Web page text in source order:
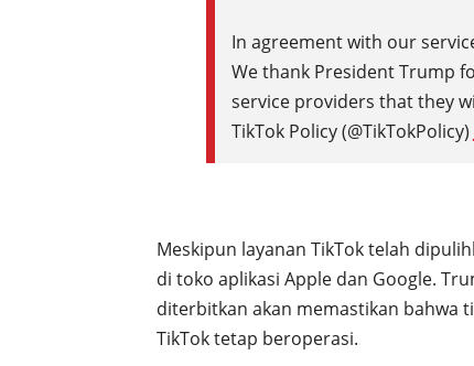
In agreement with our
We thank President Trump
service providers that they
TikTok Policy (@TikTokPolicy)
Meskipun layanan TikTok telah
di toko aplikasi Apple dan Google.
diterbitkan akan memastikan bahwa
TikTok tetap beroperasi.